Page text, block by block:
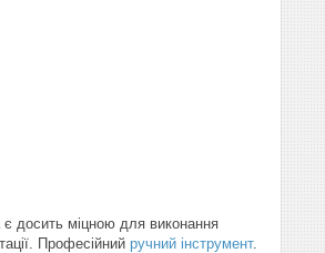
є досить міцною для виконання
Професійний ручний інструмент.